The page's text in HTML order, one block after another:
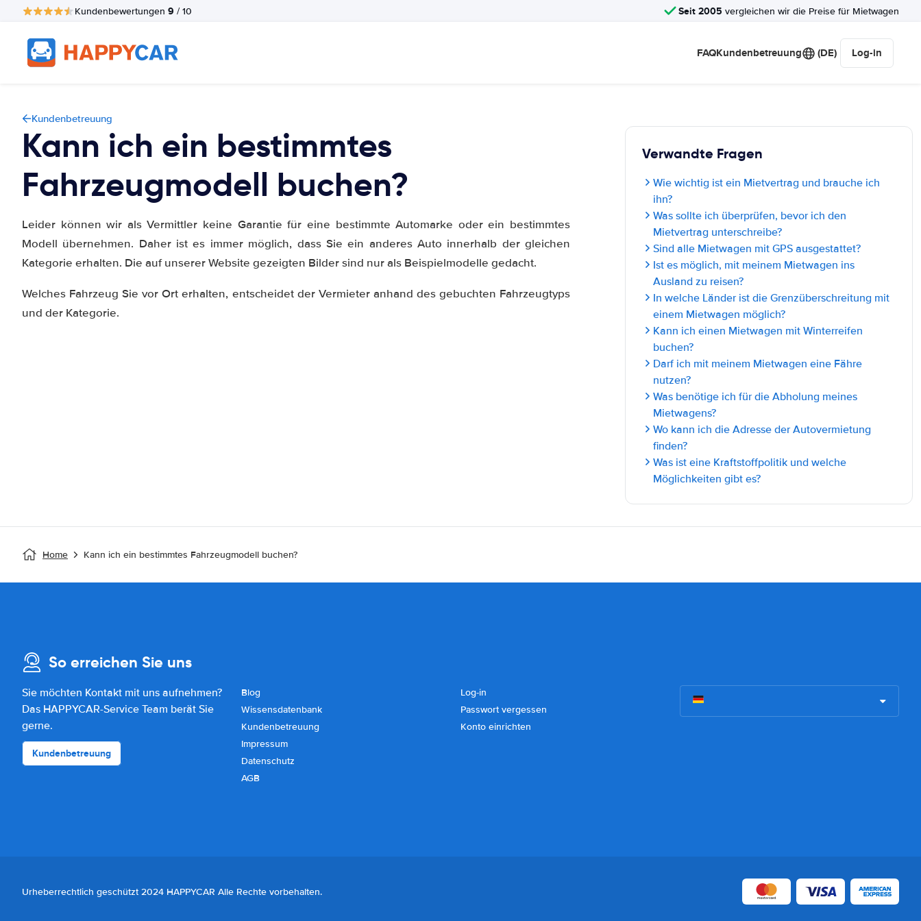
Kundenbewertungen 9 / 10 Seit 2005 vergleichen wir die Preise für Mietwagen
FAQKundenbetreuung (DE) Log-in
Kundenbetreuung
Kann ich ein bestimmtes
Fahrzeugmodell buchen?
Leider können wir als Vermittler keine Garantie für eine bestimmte Automarke oder ein bestimmtes
Modell übernehmen. Daher ist es immer möglich, dass Sie ein anderes Auto innerhalb der gleichen
Kategorie erhalten. Die auf unserer Website gezeigten Bilder sind nur als Beispielmodelle gedacht.
Welches Fahrzeug Sie vor Ort erhalten, entscheidet der Vermieter anhand des gebuchten Fahrzeugtyps
und der Kategorie.
Verwandte Fragen
Wie wichtig ist ein Mietvertrag und brauche ich
ihn?
Was sollte ich überprüfen, bevor ich den
Mietvertrag unterschreibe?
Sind alle Mietwagen mit GPS ausgestattet?
Ist es möglich, mit meinem Mietwagen ins
Ausland zu reisen?
In welche Länder ist die Grenzüberschreitung mit
einem Mietwagen möglich?
Kann ich einen Mietwagen mit Winterreifen
buchen?
Darf ich mit meinem Mietwagen eine Fähre
nutzen?
Was benötige ich für die Abholung meines
Mietwagens?
Wo kann ich die Adresse der Autovermietung
finden?
Was ist eine Kraftstoffpolitik und welche
Möglichkeiten gibt es?
Home Kann ich ein bestimmtes Fahrzeugmodell buchen?
So erreichen Sie uns
Sie möchten Kontakt mit uns aufnehmen?
Das HAPPYCAR-Service Team berät Sie
gerne.
Kundenbetreuung
Blog
Wissensdatenbank
Kundenbetreuung
Impressum
Datenschutz
AGB
Log-in
Passwort vergessen
Konto einrichten
Urheberrechtlich geschützt 2024 HAPPYCAR Alle Rechte vorbehalten.